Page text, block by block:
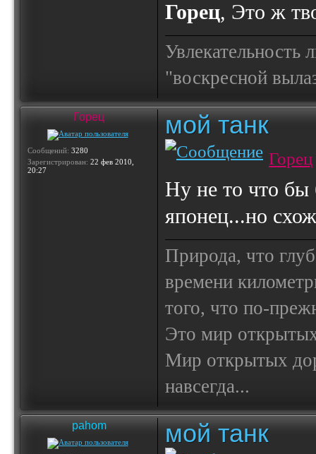
Горец, Это ж
Увлекательность
"воскресной
Горец
Сообщений: 3280
Зарегистрирован: 22 фев 2010,
20:27
мой танк
Горец
Ну не то что бы
японец...но
Природа, что
времени
того, что по-
Это мир
Мир открытых
навсегда...
pahom мой танк